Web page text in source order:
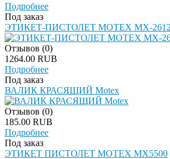
Подробнее
Под заказ
ЭТИКЕТ-ПИСТОЛЕТ MOTEX MX-
Отзывов (0)
1264.00 RUB
Подробнее
Под заказ
ВАЛИК КРАСЯЩИЙ Motex
Отзывов (0)
185.00 RUB
Подробнее
Под заказ
ЭТИКЕТ ПИСТОЛЕТ MOTEX MX5500